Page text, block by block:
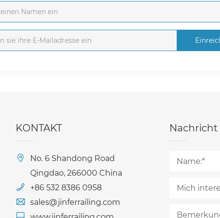
KONTAKT
No. 6 Shandong Road
Qingdao, 266000 China
+86 532 8386 0958
sales@jinferrailing.com
Nachricht